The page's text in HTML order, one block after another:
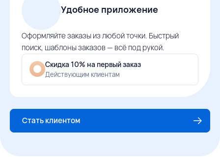
Удобное приложение
Оформляйте заказы из любой точки. Быстрый
поиск, шаблоны заказов — всё под рукой.
Скидка 10% на первый заказ
Действующим клиентам
Стать клиентом